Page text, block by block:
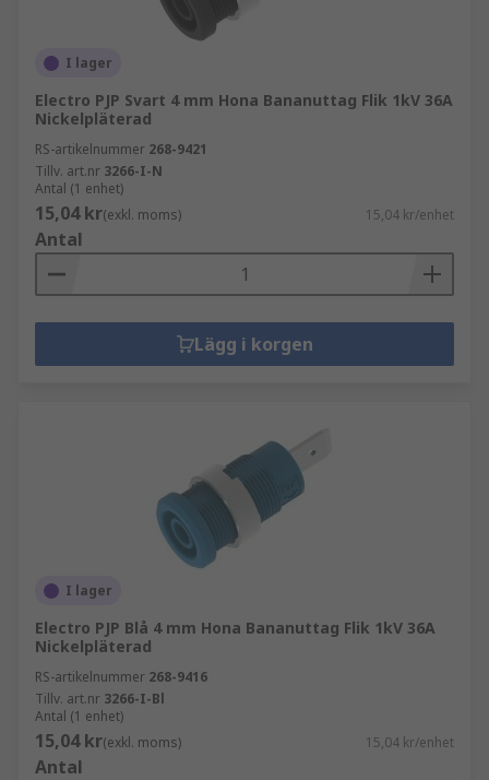
I lager
Electro PJP Svart 4 mm Hona Bananuttag Flik 1kV 36A
Nickelpläterad
RS-artikelnummer 268-9421
Tillv. art.nr 3266-I-N
Antal (1 enhet)
15,04 kr(exkl. moms) 15,04 kr/enhet
Antal
Lägg i korgen
I lager
Electro PJP Blå 4 mm Hona Bananuttag Flik 1kV 36A
Nickelpläterad
RS-artikelnummer 268-9416
Tillv. art.nr 3266-I-Bl
Antal (1 enhet)
15,04 kr(exkl. moms) 15,04 kr/enhet
Antal